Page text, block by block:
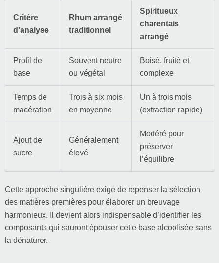
Critère
d’analyse
Rhum arrangé
traditionnel
Spiritueux
charentais
arrangé
Profil de
base
Souvent neutre
ou végétal
Boisé, fruité et
complexe
Temps de
macération
Trois à six mois
en moyenne
Un à trois mois
(extraction rapide)
Ajout de
sucre
Généralement
élevé
Modéré pour
préserver
l’équilibre
Cette approche singulière exige de repenser la sélection
des matières premières pour élaborer un breuvage
harmonieux. Il devient alors indispensable d’identifier les
composants qui sauront épouser cette base alcoolisée sans
la dénaturer.